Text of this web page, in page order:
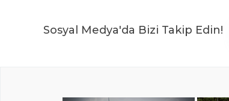
Sosyal Medya'da Bizi Takip Edin!